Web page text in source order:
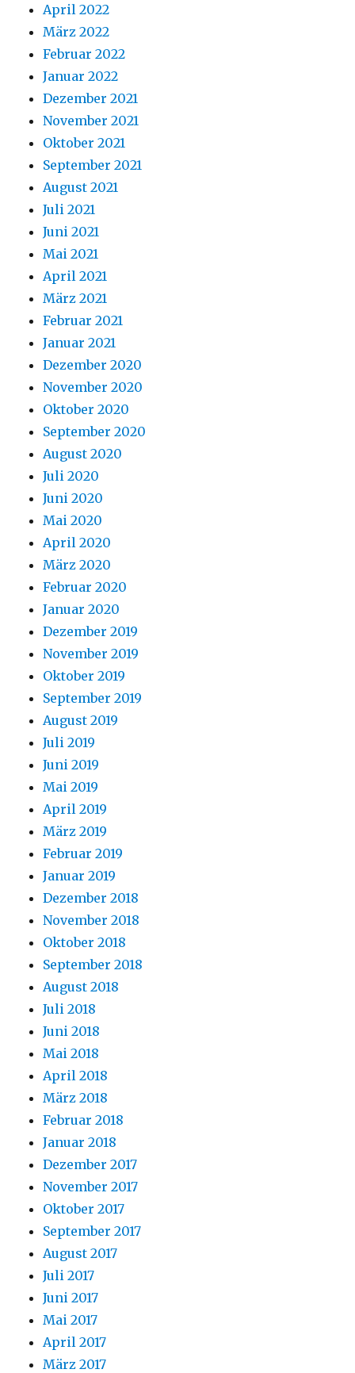
April 2022
März 2022
Februar 2022
Januar 2022
Dezember 2021
November 2021
Oktober 2021
September 2021
August 2021
Juli 2021
Juni 2021
Mai 2021
April 2021
März 2021
Februar 2021
Januar 2021
Dezember 2020
November 2020
Oktober 2020
September 2020
August 2020
Juli 2020
Juni 2020
Mai 2020
April 2020
März 2020
Februar 2020
Januar 2020
Dezember 2019
November 2019
Oktober 2019
September 2019
August 2019
Juli 2019
Juni 2019
Mai 2019
April 2019
März 2019
Februar 2019
Januar 2019
Dezember 2018
November 2018
Oktober 2018
September 2018
August 2018
Juli 2018
Juni 2018
Mai 2018
April 2018
März 2018
Februar 2018
Januar 2018
Dezember 2017
November 2017
Oktober 2017
September 2017
August 2017
Juli 2017
Juni 2017
Mai 2017
April 2017
März 2017